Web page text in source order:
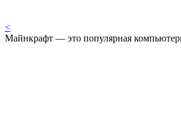
<
Майнкрафт — это популярная